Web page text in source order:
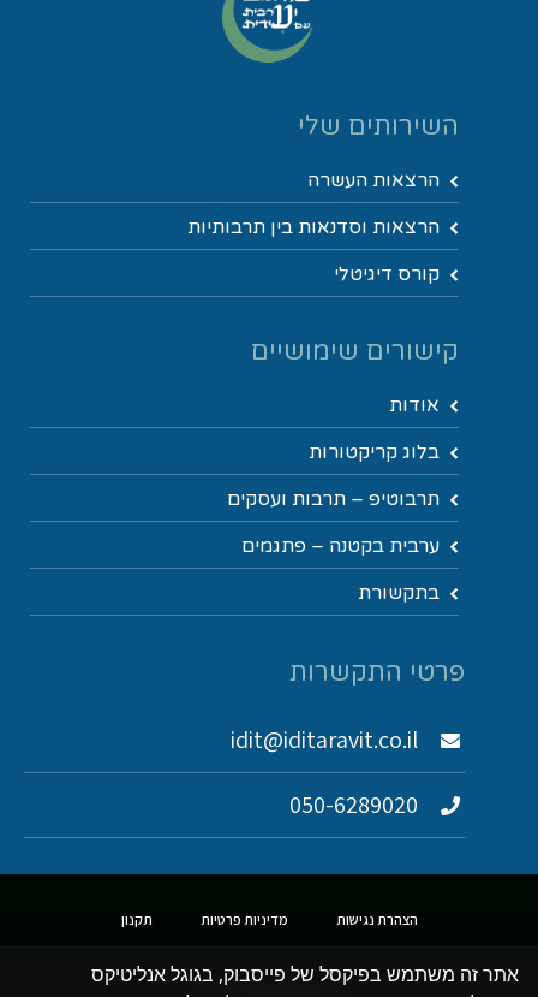
השירותים שלי
הרצאות העשרה
הרצאות וסדנאות בין תרבותיות
קורס דיגיטלי
קישורים שימושיים
אודות
בלוג קריקטורות
תרבוטיפ – תרבות ועסקים
ערבית בקטנה – פתגמים
בתקשורת
פרטי התקשרות
idit@iditaravit.co.il
050-6289020
הצהרת נגישות מדיניות פרטיות תקנון
כל הזכויות שמורות לעידית בר
אתר זה משתמש בפיקסל של פייסבוק, בגוגל אנליטיקס